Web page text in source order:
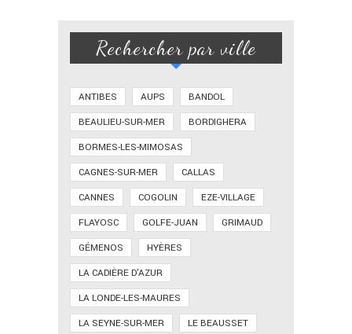
Rechercher par ville
ANTIBES AUPS
BANDOL
BEAULIEU-SUR-MER
BORDIGHERA
BORMES-LES-MIMOSAS
CAGNES-SUR-MER
CALLAS
CANNES
COGOLIN
EZE-VILLAGE
FLAYOSC
GOLFE-JUAN
GRIMAUD
GÉMENOS
HYÈRES
LA CADIÈRE D'AZUR
LA LONDE-LES-MAURES
LA SEYNE-SUR-MER
LE BEAUSSET